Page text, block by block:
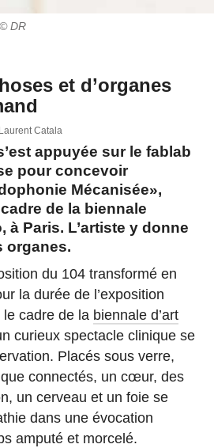
DR
et d’organes
Laurent Catala
appuyée sur le fablab
pour concevoir
Mécanisée»,
de la biennale
à Paris. L’artiste y donne
organes.
du 104 transformé en
la durée de l’exposition
le cadre de la biennale d’art
curieux spectacle clinique se
Placés sous verre,
connectés, un cœur, des
un cerveau et un foie se
dans une évocation
amputé et morcelé.